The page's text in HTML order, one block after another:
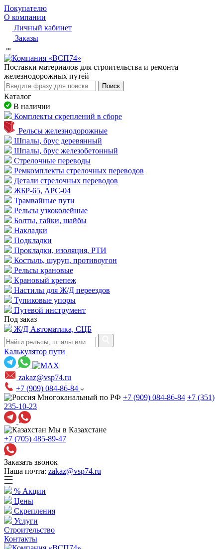
Покупателю
О компании
Личный кабинет
Заказы
Пocтaвки мaтepиaлoв для cтpoитeльcтвa и peмoнтa
жeлeзнoдopoжныx путeй
Поиск
Каталог
В наличии
Комплекты скреплений в сборе
Рельсы железнодорожные
Шпалы, брус деревянный
Шпалы, брус железобетонный
Стрелочные переводы
Ремкомплекты стрелочных переводов
Детали стрелочных переводов
ЖБР-65, АРС-04
Трамвайные пути
Рельсы узкоколейные
Болты, гайки, шайбы
Накладки
Подкладки
Прокладки, изоляция, РТИ
Костыль, шуруп, противоугон
Рельсы крановые
Крановый крепеж
Настилы для Ж/Д переездов
Тупиковые упоры
Путевой инструмент
Под заказ
Ж/Д Автоматика, СЦБ
Калькулятор пути
zakaz@vsp74.ru
+7 (909) 084-86-84
Многоканальный по РФ +7 (909) 084-86-84 +7 (351)
235-10-23
Мы в Казахстане
+7 (705) 485-89-47
Заказать звонок
Наша почта: zakaz@vsp74.ru
% Акции
Цены
Скрепления
Услуги
Строительство
Контакты